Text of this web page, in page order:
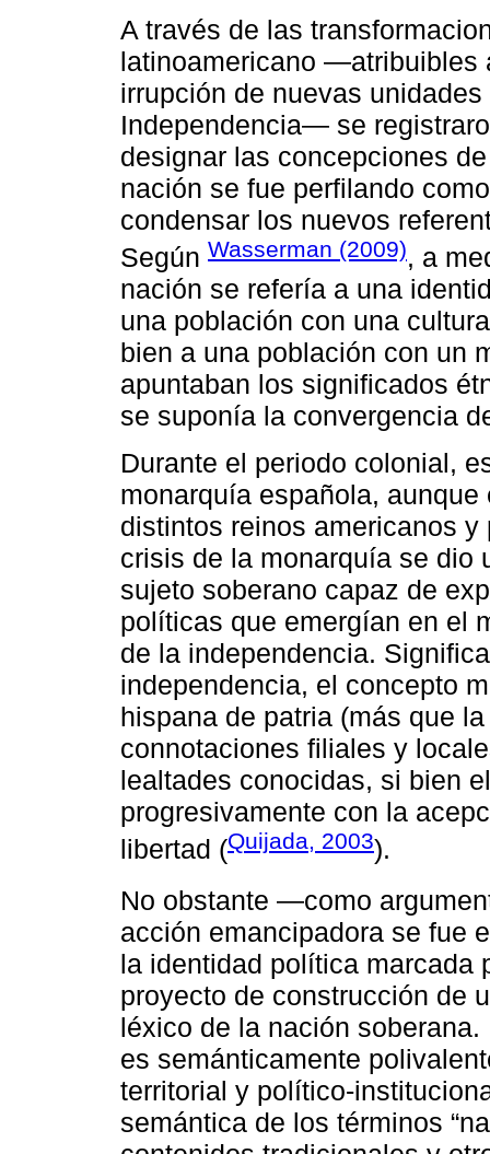
A través de las
latinoamericano —atribuibles
irrupción de nuevas
Independencia— se
designar las concepciones
nación se fue perfilando
condensar los nuevos
Según Wasserman (2009), a
nación se refería a una
una población con una
bien a una población con un
apuntaban los significados
se suponía la convergencia
Durante el periodo colonial,
monarquía española,
distintos reinos americanos
crisis de la monarquía se dio
sujeto soberano capaz de
políticas que emergían en el
de la independencia.
independencia, el concepto
hispana de patria (más que
connotaciones filiales y
lealtades conocidas, si bien
progresivamente con la
libertad (Quijada, 2003).
No obstante ―como
acción emancipadora se fue
la identidad política marcada
proyecto de construcción de
léxico de la nación
es semánticamente
territorial y político-
semántica de los términos